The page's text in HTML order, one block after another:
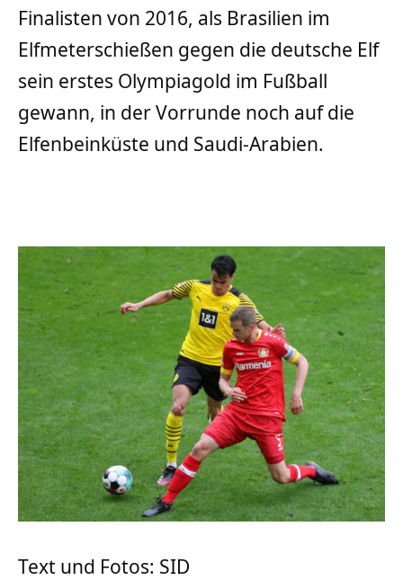
Finalisten von 2016, als Brasilien im
Elfmeterschießen gegen die deutsche Elf
sein erstes Olympiagold im Fußball
gewann, in der Vorrunde noch auf die
Elfenbeinküste und Saudi-Arabien.
Text und Fotos: SID